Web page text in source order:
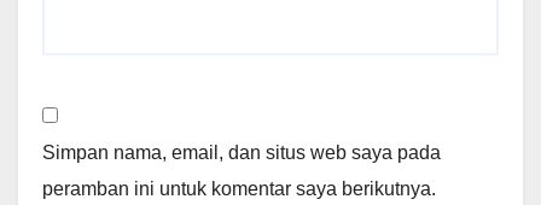
Simpan nama, email, dan situs web saya pada
peramban ini untuk komentar saya berikutnya.